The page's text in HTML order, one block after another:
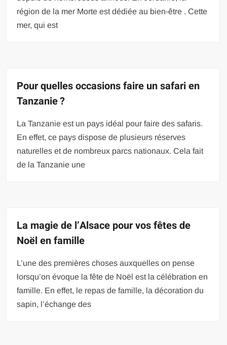
région de la mer Morte est dédiée au bien-être . Cette
mer, qui est
Pour quelles occasions faire un safari en
Tanzanie ?
La Tanzanie est un pays idéal pour faire des safaris.
En effet, ce pays dispose de plusieurs réserves
naturelles et de nombreux parcs nationaux. Cela fait
de la Tanzanie une
La magie de l’Alsace pour vos fêtes de
Noël en famille
L’une des premières choses auxquelles on pense
lorsqu’on évoque la fête de Noël est la célébration en
famille. En effet, le repas de famille, la décoration du
sapin, l’échange des